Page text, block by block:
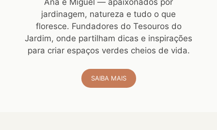
jardinagem, natureza e tudo o que
floresce. Fundadores do Tesouros do
Jardim, onde partilham dicas e inspirações
para criar espaços verdes cheios de vida.
SAIBA MAIS